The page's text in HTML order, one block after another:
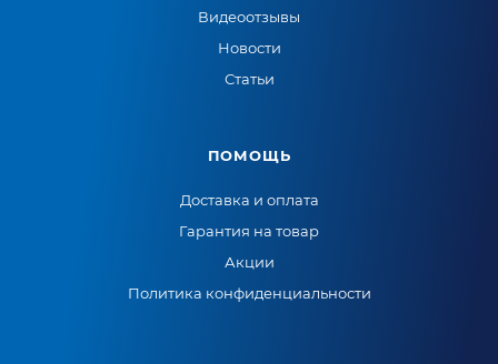
Видеоотзывы
Новости
Статьи
ПОМОЩЬ
Доставка и оплата
Гарантия на товар
Акции
Политика конфиденциальности